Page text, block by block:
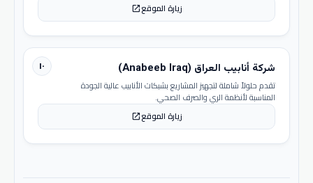
زيارة الموقعopen_in_new
١٠ شركة أنابيب العراق (Anabeeb Iraq)
تقدم حلولاً شاملة لتجهيز المشاريع بشبكات الأنابيب عالية الجودة
المناسبة لأنظمة الري والصرف الصحي.
زيارة الموقعopen_in_new